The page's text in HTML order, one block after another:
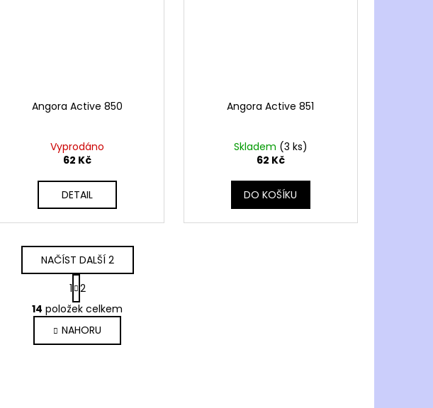
Angora Active 850
Vyprodáno
62 Kč
DETAIL
Angora Active 851
Skladem (3 ks)
62 Kč
DO KOŠÍKU
O
v
l
á
NAČÍST DALŠÍ 2
S
t
r
á
n
k
1 2
14 položek celkem
NAHORU